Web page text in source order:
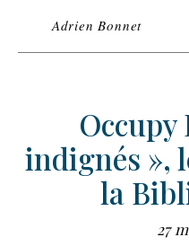
Adrien Bonnet
Occupy
indignés »,
la
27